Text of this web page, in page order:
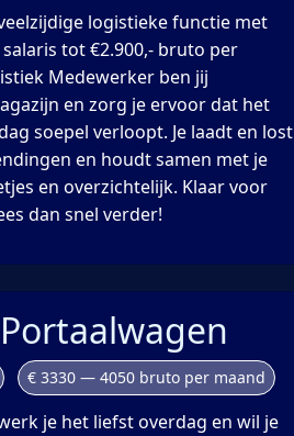
logistieke functie met
tot €2.900,- bruto per
Medewerker ben jij
en zorg je ervoor dat het
soepel verloopt. Je laadt en lost
en houdt samen met je
en overzichtelijk. Klaar voor
dan snel verder!
€ 3330 — 4050 bruto per maand
je het liefst overdag en wil je